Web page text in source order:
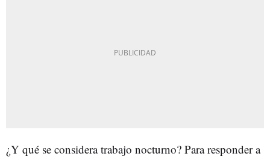
¿Y qué se considera trabajo nocturno? Para responder a